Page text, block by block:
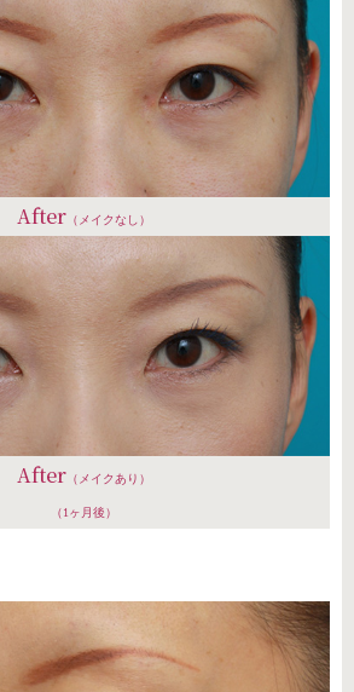
After（メイクなし）
After（メイクあり）
（1ヶ月後）